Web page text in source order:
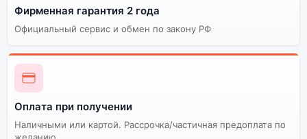
Фирменная гарантия 2 года
Официальный сервис и обмен по закону РФ
Оплата при получении
Наличными или картой. Рассрочка/частичная предоплата по